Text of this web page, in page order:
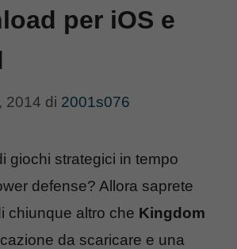
per iOS e
2014 di 2001s076
giochi strategici in tempo
defense? Allora saprete
chiunque altro che Kingdom
da scaricare e una